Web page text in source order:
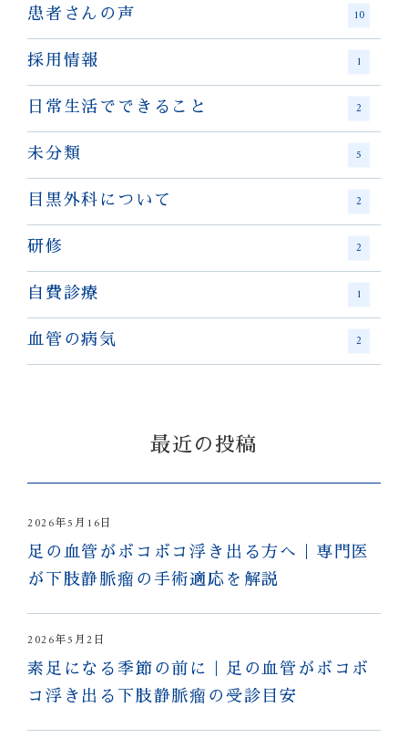
患者さんの声 10
採用情報 1
日常生活でできること 2
未分類 5
目黒外科について 2
研修 2
自費診療 1
血管の病気 2
最近の投稿
2026年5月16日
足の血管がボコボコ浮き出る方へ｜専門医
が下肢静脈瘤の手術適応を解説
2026年5月2日
素足になる季節の前に｜足の血管がボコボ
コ浮き出る下肢静脈瘤の受診目安